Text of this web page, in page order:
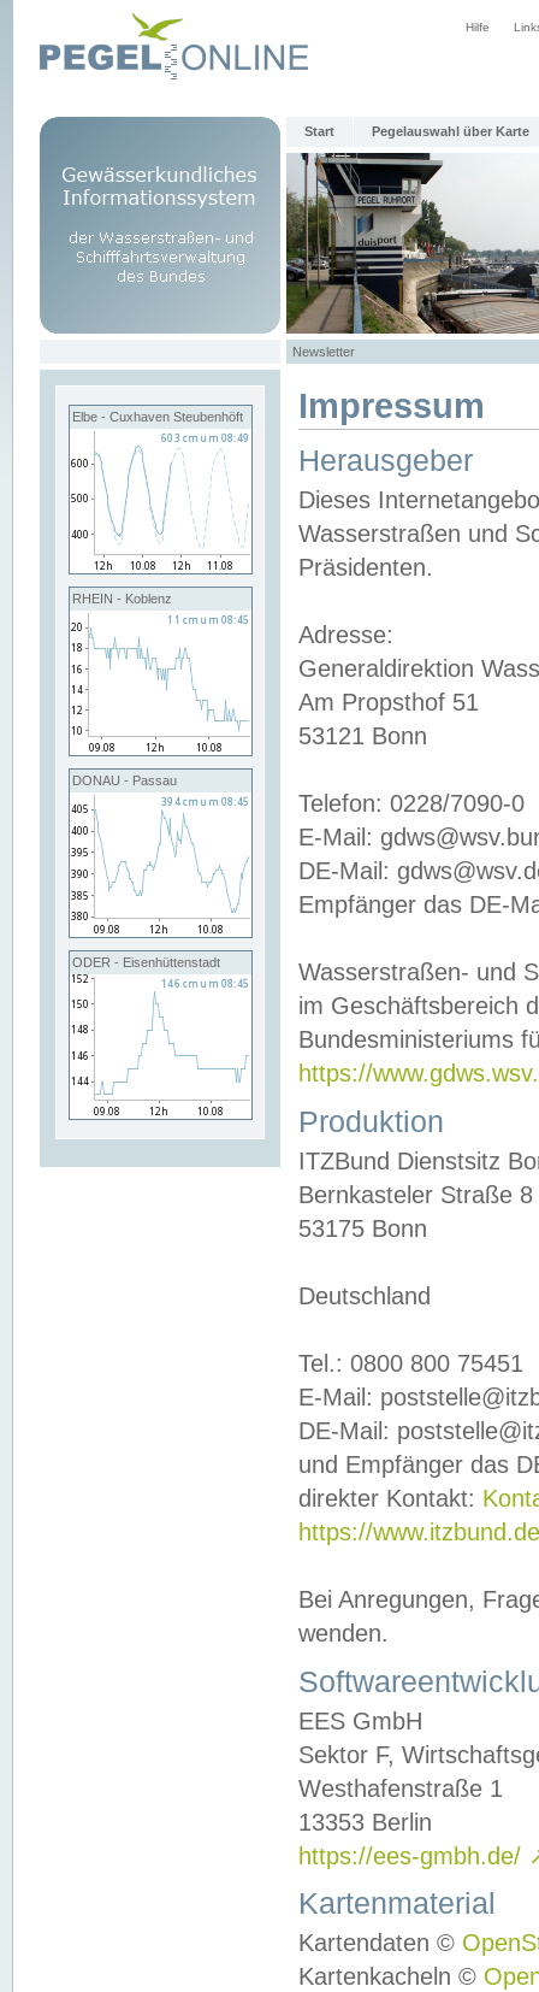
Hilfe
Start Pegelauswahl über Karte
Newsletter
Elbe - Cuxhaven Steubenhöft
RHEIN - Koblenz
DONAU - Passau
ODER - Eisenhüttenstadt
Impressum
Herausgeber
Dieses
Wasserstraßen und
Präsidenten.
Adresse:
Generaldirektion
Am Propsthof 51
53121 Bonn
Telefon: 0228/7090-0
E-Mail:
DE-Mail:
Empfänger das DE-
Wasserstraßen- und
im Geschäftsbereich
Bundesministeriums
https://
Produktion
ITZBund Dienstsitz
Bernkasteler Straße 8
53175 Bonn
Deutschland
Tel.: 0800 800 75451
E-Mail:
DE-Mail:
und Empfänger das
direkter Kontakt:
https://
Bei Anregungen,
wenden.
EES GmbH
Sektor F,
Westhafenstraße 1
13353 Berlin
https://ees-gmbh.de/
Kartenmaterial
Kartendaten ©
Kartenkacheln ©